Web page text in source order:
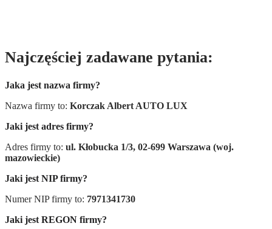
Najczęściej zadawane pytania:
Jaka jest nazwa firmy?
Nazwa firmy to: Korczak Albert AUTO LUX
Jaki jest adres firmy?
Adres firmy to: ul. Kłobucka 1/3, 02-699 Warszawa (woj.
mazowieckie)
Jaki jest NIP firmy?
Numer NIP firmy to: 7971341730
Jaki jest REGON firmy?